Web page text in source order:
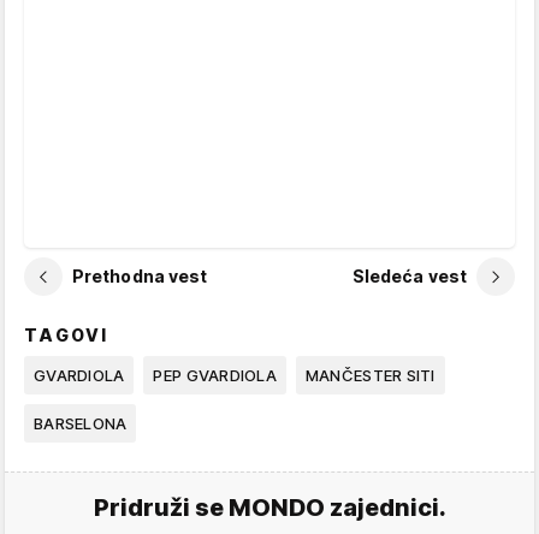
Prethodna vest Sledeća vest
TAGOVI
GVARDIOLA PEP GVARDIOLA MANČESTER SITI
BARSELONA
Pridruži se MONDO zajednici.